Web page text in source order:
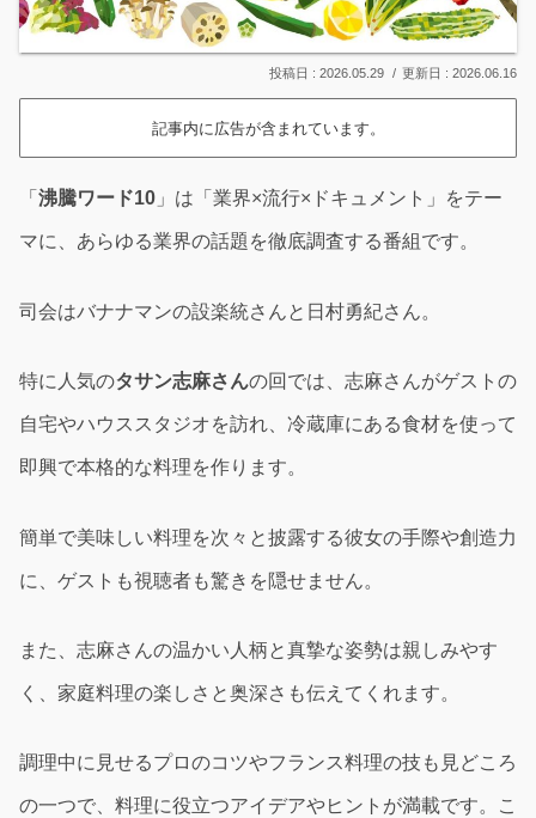
2026.05.29 2026.06.16
記事内に広告が含まれています。
「 沸騰ワード10 」は「業界×流行×ドキュメント」をテー
マに、あらゆる業界の話題を徹底調査する番組です。
司会はバナナマンの設楽統さんと日村勇紀さん。
特に人気のタサン志麻さんの回では、志麻さんがゲストの
自宅やハウススタジオを訪れ、冷蔵庫にある食材を使って
即興で本格的な料理を作ります。
簡単で美味しい料理を次々と披露する彼女の手際や創造力
に、ゲストも視聴者も驚きを隠せません。
また、志麻さんの温かい人柄と真摯な姿勢は親しみやす
く、家庭料理の楽しさと奥深さも伝えてくれます。
調理中に見せるプロのコツやフランス料理の技も見どころ
の一つで、料理に役立つアイデアやヒントが満載です。こ